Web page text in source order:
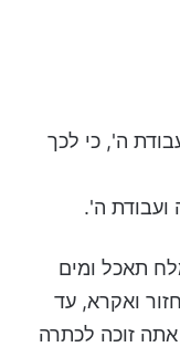
ה', כי לכך
ועבודת ה'.
תאכל ומים
ואקרא, עד
זוכה לכתרה